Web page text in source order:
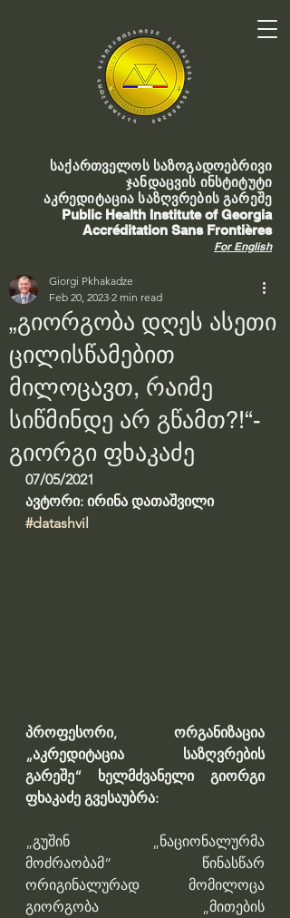
საქართველოს საზოგადოებრივი
ჯანდაცვის ინსტიტუტი
აკრედიტაცია საზღვრების გარეშე
Public Health Institute of Georgia
Accréditation Sans Frontières
For English
„გიორგობა დღეს ასეთი
ცილისწამებით
მილოცავთ, რაიმე
სიწმინდე არ გწამთ?!“-
გიორგი ფხაკაძე
Giorgi Pkhakadze
Feb 20, 2023 2 min read
07/05/2021
ავტორი: ირინა დათაშვილი
#datashvil
პროფესორი, ორგანიზაცია
„აკრედიტაცია საზღვრების
გარეშე“ ხელმძვანელი გიორგი
ფხაკაძე გვესაუბრა:
„გუშინ „ნაციონალურმა
მოძრაობამ“ წინასწარ
ორიგინალურად მომილოცა
გიორგობა „მითების